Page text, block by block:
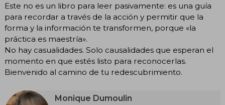
Este no es un libro para leer pasivamente: es una guía
para recordar a través de la acción y permitir que la
forma y la información te transformen, porque «la
práctica es maestría».
No hay casualidades. Solo causalidades que esperan el
momento en que estés listo para reconocerlas.
Bienvenido al camino de tu redescubrimiento.
Monique Dumoulin